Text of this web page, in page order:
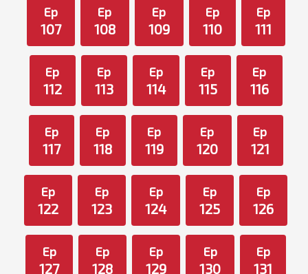
Ep
107
Ep
108
Ep
109
Ep
110
Ep
111
Ep
112
Ep
113
Ep
114
Ep
115
Ep
116
Ep
117
Ep
118
Ep
119
Ep
120
Ep
121
Ep
122
Ep
123
Ep
124
Ep
125
Ep
126
Ep
127
Ep
128
Ep
129
Ep
130
Ep
131